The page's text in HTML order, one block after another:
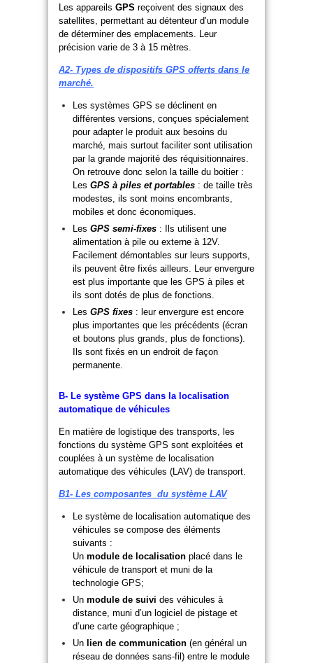
Les appareils GPS reçoivent des signaux des
satellites, permettant au détenteur d’un module
de déterminer des emplacements. Leur
précision varie de 3 à 15 mètres.
A2- Types de dispositifs GPS offerts dans le
marché.
Les systèmes GPS se déclinent en
différentes versions, conçues spécialement
pour adapter le produit aux besoins du
marché, mais surtout faciliter sont utilisation
par la grande majorité des réquisitionnaires.
On retrouve donc selon la taille du boitier :
Les GPS à piles et portables : de taille très
modestes, ils sont moins encombrants,
mobiles et donc économiques.
Les GPS semi-fixes : Ils utilisent une
alimentation à pile ou externe à 12V.
Facilement démontables sur leurs supports,
ils peuvent être fixés ailleurs. Leur envergure
est plus importante que les GPS à piles et
ils sont dotés de plus de fonctions.
Les GPS fixes : leur envergure est encore
plus importantes que les précédents (écran
et boutons plus grands, plus de fonctions).
Ils sont fixés en un endroit de façon
permanente.
B- Le système GPS dans la localisation
automatique de véhicules
En matière de logistique des transports, les
fonctions du système GPS sont exploitées et
couplées à un système de localisation
automatique des véhicules (LAV) de transport.
B1- Les composantes du système LAV
Le système de localisation automatique des
véhicules se compose des éléments
suivants :
Un module de localisation placé dans le
véhicule de transport et muni de la
technologie GPS;
Un module de suivi des véhicules à
distance, muni d’un logiciel de pistage et
d’une carte géographique ;
Un lien de communication (en général un
réseau de données sans-fil) entre le module